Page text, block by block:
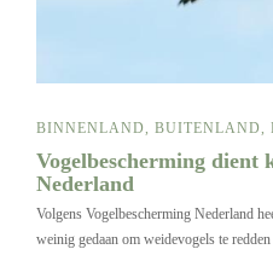
BINNENLAND, BUITENLAND,
Vogelbescherming dient
Nederland
Volgens Vogelbescherming Nederland
weinig gedaan om weidevogels te